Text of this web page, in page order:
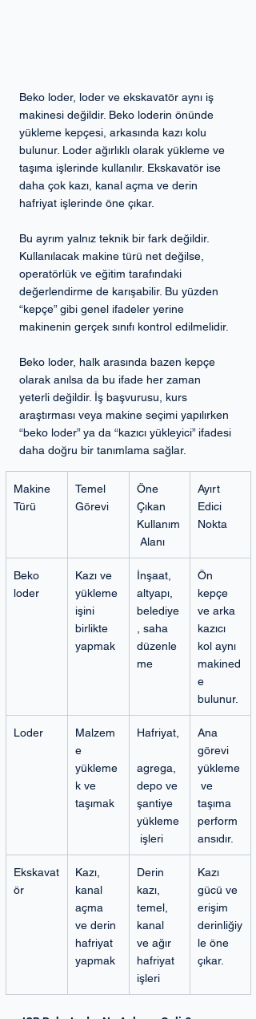
Beko loder, loder ve ekskavatör aynı iş
makinesi değildir. Beko loderin önünde
yükleme kepçesi, arkasında kazı kolu
bulunur. Loder ağırlıklı olarak yükleme ve
taşıma işlerinde kullanılır. Ekskavatör ise
daha çok kazı, kanal açma ve derin
hafriyat işlerinde öne çıkar.
Bu ayrım yalnız teknik bir fark değildir.
Kullanılacak makine türü net değilse,
operatörlük ve eğitim tarafındaki
değerlendirme de karışabilir. Bu yüzden
“kepçe” gibi genel ifadeler yerine
makinenin gerçek sınıfı kontrol edilmelidir.
Beko loder, halk arasında bazen kepçe
olarak anılsa da bu ifade her zaman
yeterli değildir. İş başvurusu, kurs
araştırması veya makine seçimi yapılırken
“beko loder” ya da “kazıcı yükleyici” ifadesi
daha doğru bir tanımlama sağlar.
Makine
Türü
Temel
Görevi
Öne
Çıkan
Kullanım
Alanı
Ayırt
Edici
Nokta
Beko
loder
Kazı ve
yükleme
işini
birlikte
yapmak
İnşaat,
altyapı,
belediye
, saha
düzenle
me
Ön
kepçe
ve arka
kazıcı
kol aynı
makined
e
bulunur.
Loder
Malzem
e
yükleme
k ve
taşımak
Hafriyat,
agrega,
depo ve
şantiye
yükleme
işleri
Ana
görevi
yükleme
ve
taşıma
perform
ansıdır.
Ekskavat
ör
Kazı,
kanal
açma
ve derin
hafriyat
yapmak
Derin
kazı,
temel,
kanal
ve ağır
hafriyat
işleri
Kazı
gücü ve
erişim
derinliğiy
le öne
çıkar.